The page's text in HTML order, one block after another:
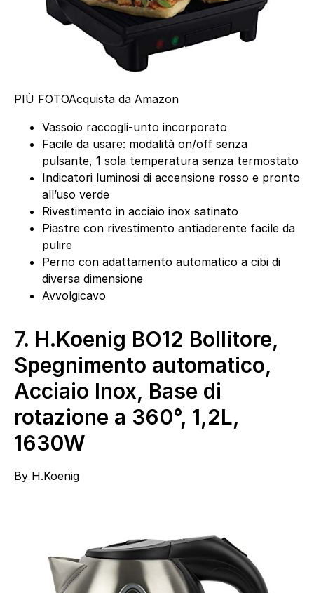
PIÙ FOTOAcquista da Amazon
Vassoio raccogli-unto incorporato
Facile da usare: modalità on/off senza
pulsante, 1 sola temperatura senza termostato
Indicatori luminosi di accensione rosso e pronto
all’uso verde
Rivestimento in acciaio inox satinato
Piastre con rivestimento antiaderente facile da
pulire
Perno con adattamento automatico a cibi di
diversa dimensione
Avvolgicavo
7. H.Koenig BO12 Bollitore,
Spegnimento automatico,
Acciaio Inox, Base di
rotazione a 360°, 1,2L,
1630W
By H.Koenig